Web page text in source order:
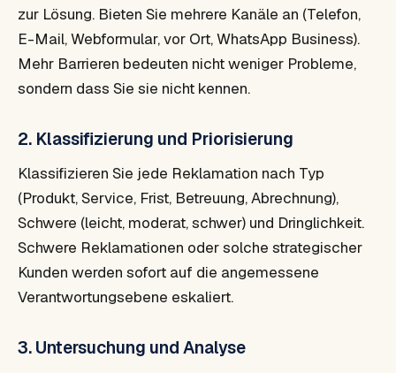
zur Lösung. Bieten Sie mehrere Kanäle an (Telefon,
E-Mail, Webformular, vor Ort, WhatsApp Business).
Mehr Barrieren bedeuten nicht weniger Probleme,
sondern dass Sie sie nicht kennen.
2. Klassifizierung und Priorisierung
Klassifizieren Sie jede Reklamation nach Typ
(Produkt, Service, Frist, Betreuung, Abrechnung),
Schwere (leicht, moderat, schwer) und Dringlichkeit.
Schwere Reklamationen oder solche strategischer
Kunden werden sofort auf die angemessene
Verantwortungsebene eskaliert.
3. Untersuchung und Analyse